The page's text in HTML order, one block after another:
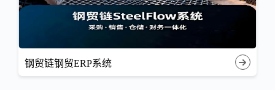
钢贸链钢贸ERP系统